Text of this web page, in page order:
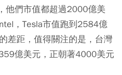
他們市值都超過2000億美
，Tesla市值跑到2584億
差距，值得關注的是，台灣
億美元，正朝著4000美元